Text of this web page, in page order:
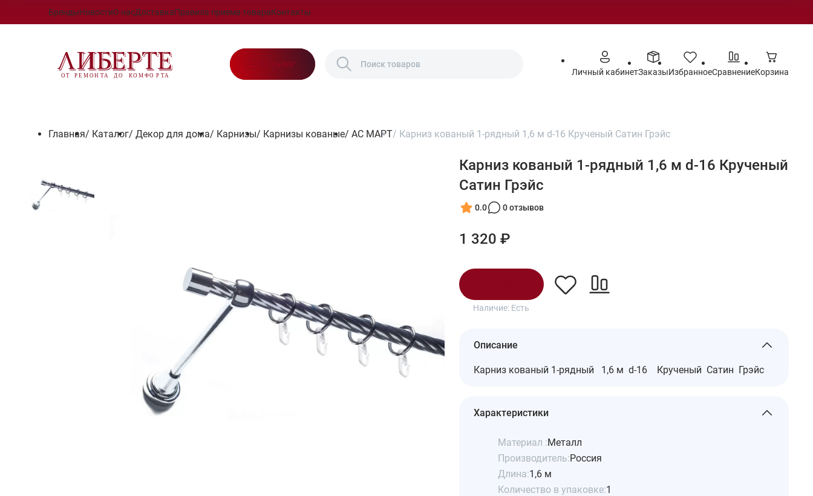
БрендыНовостиО насДоставкаПравила приема товараКонтакты
Каталог
Личный кабинетЗаказыИзбранноеСравнениеКорзина
Главная/ Каталог/ Декор для дома/ Карнизы/ Карнизы кованые/ АС МАРТ/ Карниз кованый 1-рядный 1,6 м d-16 Крученый Сатин Грэйс
Карниз кованый 1-рядный 1,6 м d-16 Крученый
Сатин Грэйс
0.0 0 отзывов
1 320 ₽
Наличие: Есть
Описание
Карниз кованый 1-рядный 1,6 м d-16 Крученый Сатин Грэйс
Характеристики
Материал :Металл
Производитель:Россия
Длина:1,6 м
Количество в упаковке:1